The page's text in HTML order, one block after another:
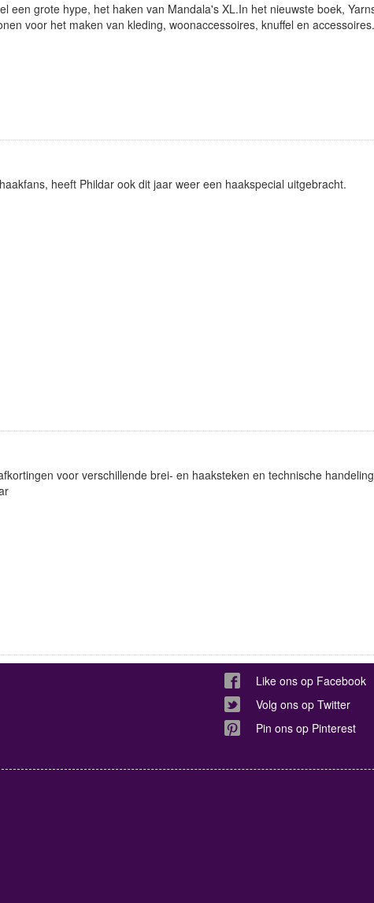
een grote hype, het haken van Mandala's XL.In het nieuwste boek,
voor het maken van kleding, woonaccessoires, knuffel en accessoires.
heeft Phildar ook dit jaar weer een haakspecial uitgebracht.
voor verschillende brei- en haaksteken en technische
Like ons op Facebook
Volg ons op Twitter
Pin ons op Pinterest